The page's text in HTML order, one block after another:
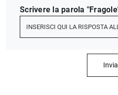
Scrivere la parola
Invia